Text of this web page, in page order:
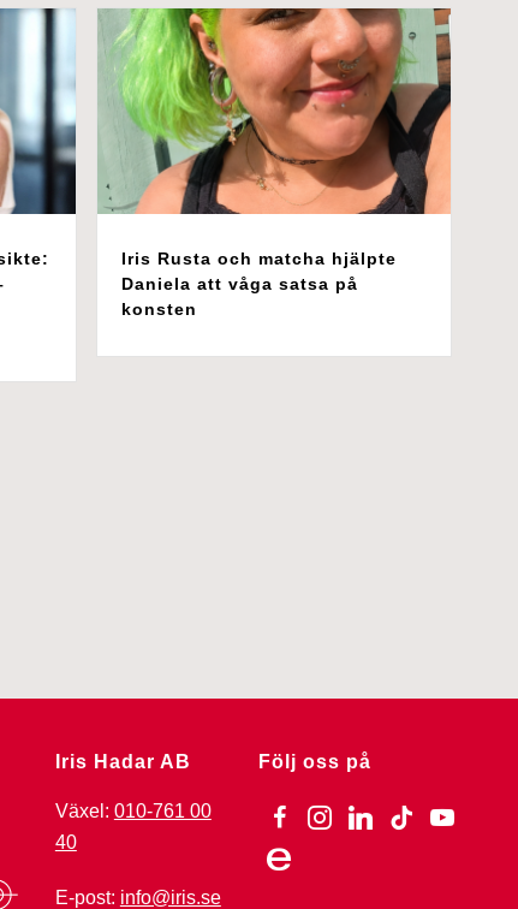
Iris Rusta och matcha hjälpte
Daniela att våga satsa på
konsten
Iris Hadar AB
Växel: 010-761 00
40
E-post: info@iris.se
Följ oss på
facebookinstagramlinkedin
tiktok youtube
ebay